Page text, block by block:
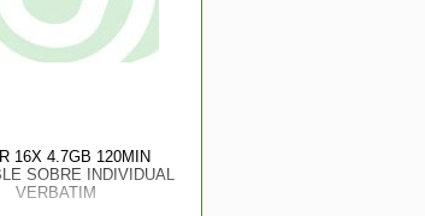
16X 4.7GB 120MIN
SOBRE INDIVIDUAL
VERBATIM